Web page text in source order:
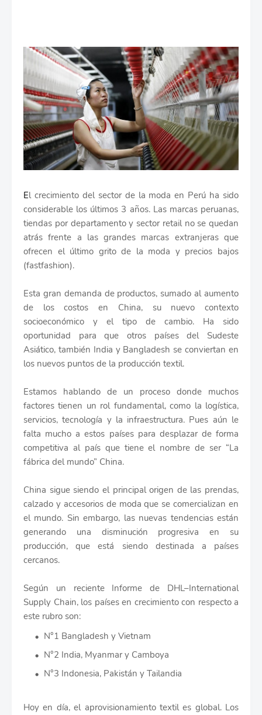
El crecimiento del sector de la moda en Perú ha sido
considerable los últimos 3 años. Las marcas peruanas,
tiendas por departamento y sector retail no se quedan
atrás frente a las grandes marcas extranjeras que
ofrecen el último grito de la moda y precios bajos
(fastfashion).
Esta gran demanda de productos, sumado al aumento
de los costos en China, su nuevo contexto
socioeconómico y el tipo de cambio. Ha sido
oportunidad para que otros países del Sudeste
Asiático, también India y Bangladesh se conviertan en
los nuevos puntos de la producción textil.
Estamos hablando de un proceso donde muchos
factores tienen un rol fundamental, como la logística,
servicios, tecnología y la infraestructura. Pues aún le
falta mucho a estos países para desplazar de forma
competitiva al país que tiene el nombre de ser “La
fábrica del mundo” China.
China sigue siendo el principal origen de las prendas,
calzado y accesorios de moda que se comercializan en
el mundo. Sin embargo, las nuevas tendencias están
generando una disminución progresiva en su
producción, que está siendo destinada a países
cercanos.
Según un reciente Informe de DHL–International
Supply Chain, los países en crecimiento con respecto a
este rubro son:
N°1 Bangladesh y Vietnam
N°2 India, Myanmar y Camboya
N°3 Indonesia, Pakistán y Tailandia
Hoy en día, el aprovisionamiento textil es global. Los